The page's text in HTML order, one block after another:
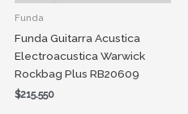
Funda
Funda Guitarra Acustica
Electroacustica Warwick
Rockbag Plus RB20609
$215.550